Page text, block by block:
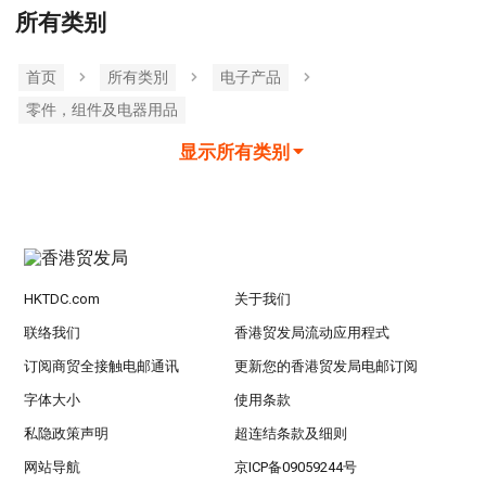
所有类别
首页 所有类別
电子产品
零件，组件及电器用品
显示所有类别
HKTDC.com 关于我们
联络我们 香港贸发局流动应用程式
订阅商贸全接触电邮通讯 更新您的香港贸发局电邮订阅
字体大小 使用条款
私隐政策声明 超连结条款及细则
网站导航 京ICP备09059244号